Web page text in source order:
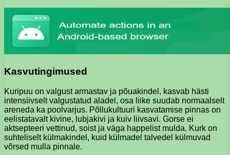
Kasvutingimused
Kuripuu on valgust armastav ja põuakindel, kasvab hästi
intensiivselt valgustatud aladel, osa liike suudab normaalselt
areneda ka poolvarjus. Põllukultuuri kasvatamise pinnas on
eelistatavalt kivine, lubjakivi ja kuiv liivsavi. Gorse ei
aktsepteeri vettinud, soist ja väga happelist mulda. Kurk on
suhteliselt külmakindel, kuid külmadel talvedel külmuvad
võrsed mulla pinnale.